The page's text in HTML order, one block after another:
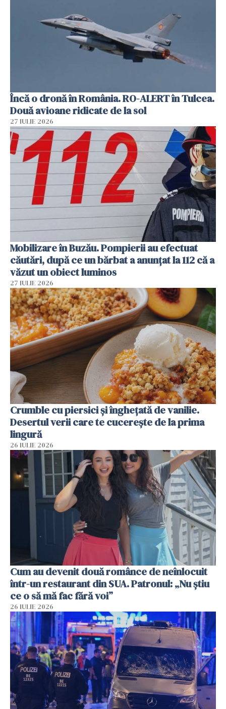
Încă o dronă în România. RO-ALERT în Tulcea.
Două avioane ridicate de la sol
27 IULIE 2026
Mobilizare în Buzău. Pompierii au efectuat
căutări, după ce un bărbat a anunțat la 112 că a
văzut un obiect luminos
27 IULIE 2026
Crumble cu piersici și înghețată de vanilie.
Desertul verii care te cucerește de la prima
lingură
26 IULIE 2026
Cum au devenit două românce de neînlocuit
într-un restaurant din SUA. Patronul: „Nu știu
ce o să mă fac fără voi”
26 IULIE 2026